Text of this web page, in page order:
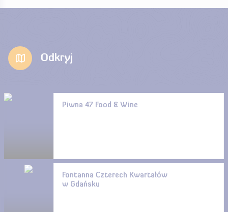
Odkryj
Piwna 47 Food & Wine
Fontanna Czterech Kwartałów
w Gdańsku